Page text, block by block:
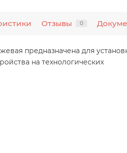
Отзывы 0
предназначена для
на технологических